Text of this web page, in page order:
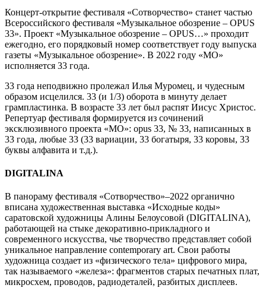
Концерт-открытие фестиваля «Сотворчество» станет частью
Всероссийского фестиваля «Музыкальное обозрение – OPUS
33». Проект «Музыкальное обозрение – OPUS…» проходит
ежегодно, его порядковый номер соответствует году выпуска
газеты «Музыкальное обозрение». В 2022 году «МО»
исполняется 33 года.
33 года неподвижно пролежал Илья Муромец, и чудесным
образом исцелился. 33 (и 1/3) оборота в минуту делает
грампластинка. В возрасте 33 лет был распят Иисус Христос.
Репертуар фестиваля формируется из сочинений
эксклюзивного проекта «МО»: opus 33, № 33, написанных в
33 года, любые 33 (33 вариации, 33 богатыря, 33 коровы, 33
буквы алфавита и т.д.).
DIGITALINA
В панораму фестиваля «Сотворчество»–2022 органично
вписана художественная выставка «Исходные коды»
саратовской художницы Алины Белоусовой (DIGITALINA),
работающей на стыке декоративно-прикладного и
современного искусства, чье творчество представляет собой
уникальное направление contemporary art. Свои работы
художница создает из «физического тела» цифрового мира,
так называемого «железа»: фрагментов старых печатных плат,
микросхем, проводов, радиодеталей, разбитых дисплеев.